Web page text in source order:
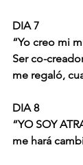
DIA 7
“Yo creo mi
Ser co-
me regaló,
DIA 8
“YO SOY
me hará